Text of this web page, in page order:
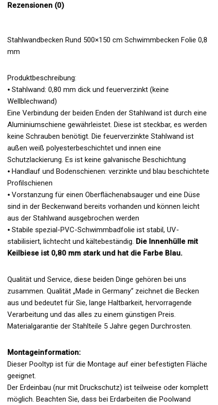
Rezensionen (0)
Stahlwandbecken Rund 500×150 cm Schwimmbecken Folie 0,8
mm
Produktbeschreibung:
⦁ Stahlwand: 0,80 mm dick und feuerverzinkt (keine
Wellblechwand)
Eine Verbindung der beiden Enden der Stahlwand ist durch eine
Aluminiumschiene gewährleistet. Diese ist steckbar, es werden
keine Schrauben benötigt. Die feuerverzinkte Stahlwand ist
außen weiß polyesterbeschichtet und innen eine
Schutzlackierung. Es ist keine galvanische Beschichtung
⦁ Handlauf und Bodenschienen: verzinkte und blau beschichtete
Profilschienen
⦁ Vorstanzung für einen Oberflächenabsauger und eine Düse
sind in der Beckenwand bereits vorhanden und können leicht
aus der Stahlwand ausgebrochen werden
⦁ Stabile spezial-PVC-Schwimmbadfolie ist stabil, UV-
stabilisiert, lichtecht und kältebeständig. Die Innenhülle mit
Keilbiese ist 0,80 mm stark und hat die Farbe Blau.
Qualität und Service, diese beiden Dinge gehören bei uns
zusammen. Qualität „Made in Germany“ zeichnet die Becken
aus und bedeutet für Sie, lange Haltbarkeit, hervorragende
Verarbeitung und das alles zu einem günstigen Preis.
Materialgarantie der Stahlteile 5 Jahre gegen Durchrosten.
Montageinformation:
Dieser Pooltyp ist für die Montage auf einer befestigten Fläche
geeignet.
Der Erdeinbau (nur mit Druckschutz) ist teilweise oder komplett
möglich. Beachten Sie, dass bei Erdarbeiten die Poolwand